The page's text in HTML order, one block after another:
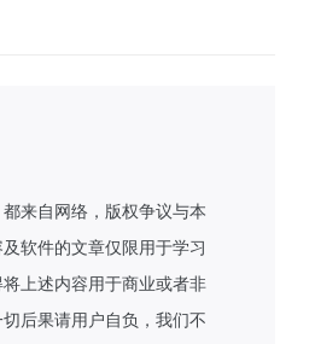
来自网络，版权争议与本
软件的文章仅限用于学习
上述内容用于商业或者非
后果请用户自负，我们不